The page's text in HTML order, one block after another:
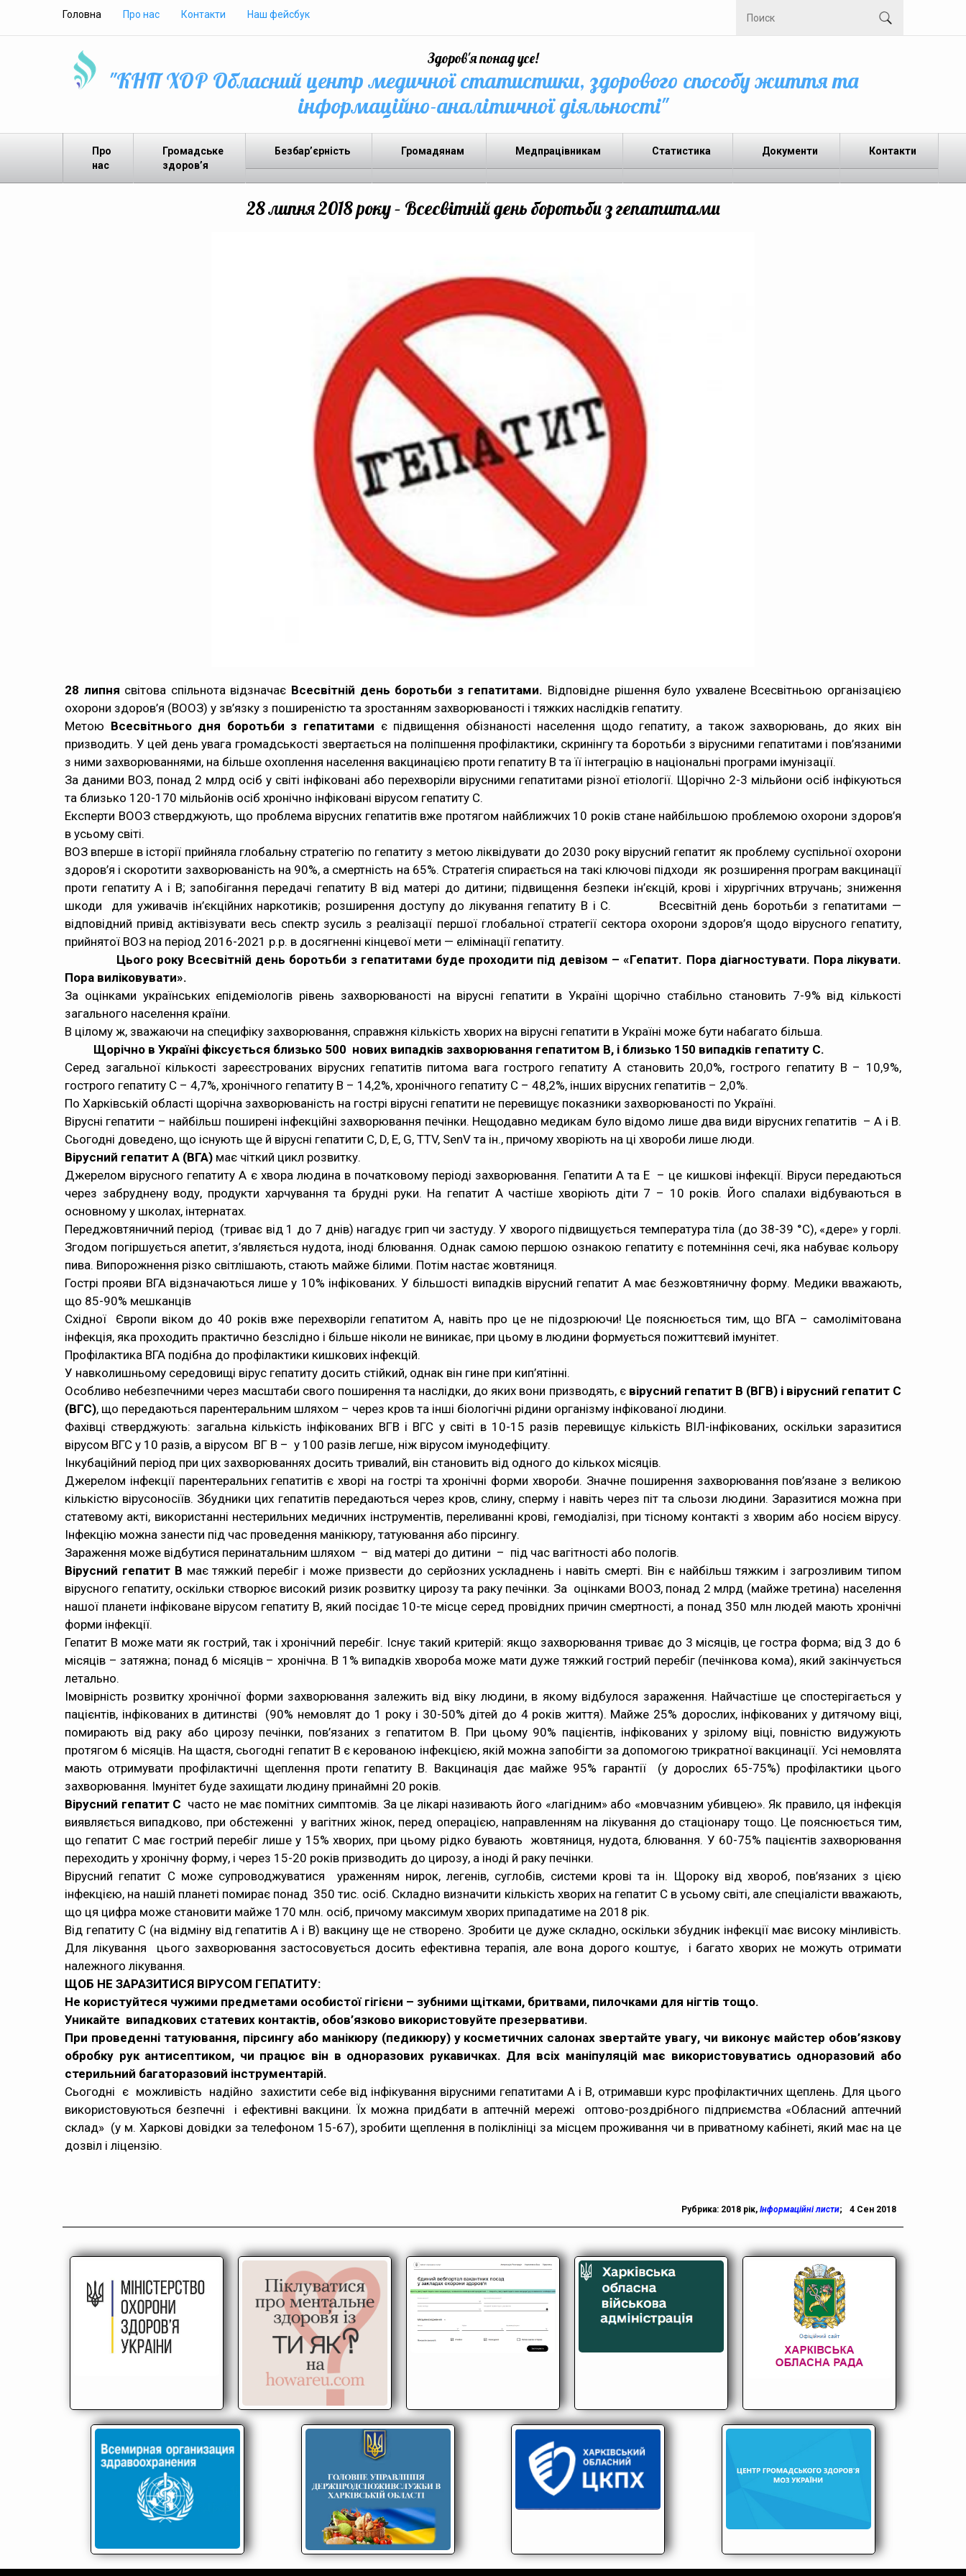
Головна Про нас Контакти Наш фейсбук
Здоров'я понад усе!
"КНП ХОР Обласний центр медичної статистики, здорового способу життя та
інформаційно-аналітичної діяльності"
Про
нас
Громадське
здоров’я
Безбар’єрність Громадянам Медпрацівникам Статистика Документи Контакти
28 липня 2018 року – Всесвітній день боротьби з гепатитами
28 липня світова спільнота відзначає Всесвітній день боротьби з гепатитами. Відповідне рішення було ухвалене Всесвітньою організацією
охорони здоров’я (ВООЗ) у зв’язку з поширеністю та зростанням захворюваності і тяжких наслідків гепатиту.
Метою Всесвітнього дня боротьби з гепатитами є підвищення обізнаності населення щодо гепатиту, а також захворювань, до яких він
призводить. У цей день увага громадськості звертається на поліпшення профілактики, скринінгу та боротьби з вірусними гепатитами і пов’язаними
з ними захворюваннями, на більше охоплення населення вакцинацією проти гепатиту В та її інтеграцію в національні програми імунізації.
За даними ВОЗ, понад 2 млрд осіб у світі інфіковані або перехворіли вірусними гепатитами різної етіології. Щорічно 2-3 мільйони осіб інфікуються
та близько 120-170 мільйонів осіб хронічно інфіковані вірусом гепатиту С.
Експерти ВООЗ стверджують, що проблема вірусних гепатитів вже протягом найближчих 10 років стане найбільшою проблемою охорони здоров’я
в усьому світі.
ВОЗ вперше в історії прийняла глобальну стратегію по гепатиту з метою ліквідувати до 2030 року вірусний гепатит як проблему суспільної охорони
здоров’я і скоротити захворюваність на 90%, а смертність на 65%. Стратегія спирається на такі ключові підходи як розширення програм вакцинації
проти гепатиту А і В; запобігання передачі гепатиту В від матері до дитини; підвищення безпеки ін’єкцій, крові і хірургічних втручань; зниження
шкоди для уживачів ін’єкційних наркотиків; розширення доступу до лікування гепатиту В і С. Всесвітній день боротьби з гепатитами —
відповідний привід актівізувати весь спектр зусиль з реалізації першої глобальної стратегії сектора охорони здоров’я щодо вірусного гепатиту,
прийнятої ВОЗ на період 2016-2021 р.р. в досягненні кінцевої мети — елімінації гепатиту.
Цього року Всесвітній день боротьби з гепатитами буде проходити під девізом – «Гепатит. Пора діагностувати. Пора лікувати.
Пора виліковувати».
За оцінками українських епідеміологів рівень захворюваності на вірусні гепатити в Україні щорічно стабільно становить 7-9% від кількості
загального населення країни.
В цілому ж, зважаючи на специфіку захворювання, справжня кількість хворих на вірусні гепатити в Україні може бути набагато більша.
Щорічно в Україні фіксується близько 500 нових випадків захворювання гепатитом В, і близько 150 випадків гепатиту С.
Серед загальної кількості зареєстрованих вірусних гепатитів питома вага гострого гепатиту А становить 20,0%, гострого гепатиту В – 10,9%,
гострого гепатиту С – 4,7%, хронічного гепатиту В – 14,2%, хронічного гепатиту С – 48,2%, інших вірусних гепатитів – 2,0%.
По Харківській області щорічна захворюваність на гострі вірусні гепатити не перевищує показники захворюваності по Україні.
Вірусні гепатити – найбільш поширені інфекційні захворювання печінки. Нещодавно медикам було відомо лише два види вірусних гепатитів – А і В.
Сьогодні доведено, що існують ще й вірусні гепатити C, D, E, G, TTV, SenV та ін., причому хворіють на ці хвороби лише люди.
Вірусний гепатит А (ВГА) має чіткий цикл розвитку.
Джерелом вірусного гепатиту А є хвора людина в початковому періоді захворювання. Гепатити А та Е – це кишкові інфекції. Віруси передаються
через забруднену воду, продукти харчування та брудні руки. На гепатит А частіше хворіють діти 7 – 10 років. Його спалахи відбуваються в
основному у школах, інтернатах.
Переджовтяничний період (триває від 1 до 7 днів) нагадує грип чи застуду. У хворого підвищується температура тіла (до 38-39 °С), «дере» у горлі.
Згодом погіршується апетит, з’являється нудота, іноді блювання. Однак самою першою ознакою гепатиту є потемніння сечі, яка набуває кольору
пива. Випорожнення різко світлішають, стають майже білими. Потім настає жовтяниця.
Гострі прояви ВГА відзначаються лише у 10% інфікованих. У більшості випадків вірусний гепатит А має безжовтяничну форму. Медики вважають,
що 85-90% мешканців
Східної Європи віком до 40 років вже перехворіли гепатитом А, навіть про це не підозрюючи! Це пояснюється тим, що ВГА – самолімітована
інфекція, яка проходить практично безслідно і більше ніколи не виникає, при цьому в людини формується пожиттєвий імунітет.
Профілактика ВГА подібна до профілактики кишкових інфекцій.
У навколишньому середовищі вірус гепатиту досить стійкий, однак він гине при кип’ятінні.
Особливо небезпечними через масштаби свого поширення та наслідки, до яких вони призводять, є вірусний гепатит В (ВГВ)і вірусний гепатит С
(ВГС), що передаються парентеральним шляхом – через кров та інші біологічні рідини організму інфікованої людини.
Фахівці стверджують: загальна кількість інфікованих ВГВ і ВГС у світі в 10-15 разів перевищує кількість ВІЛ-інфікованих, оскільки заразитися
вірусом ВГС у 10 разів, а вірусом ВГ В – у 100 разів легше, ніж вірусом імунодефіциту.
Інкубаційний період при цих захворюваннях досить тривалий, він становить від одного до кількох місяців.
Джерелом інфекції парентеральних гепатитів є хворі на гострі та хронічні форми хвороби. Значне поширення захворювання пов’язане з великою
кількістю вірусоносіїв. Збудники цих гепатитів передаються через кров, слину, сперму і навіть через піт та сльози людини. Заразитися можна при
статевому акті, використанні нестерильних медичних інструментів, переливанні крові, гемодіалізі, при тісному контакті з хворим або носієм вірусу.
Інфекцію можна занести під час проведення манікюру, татуювання або пірсингу.
Зараження може відбутися перинатальним шляхом – від матері до дитини – під час вагітності або пологів.
Вірусний гепатит В має тяжкий перебіг і може призвести до серйозних ускладнень і навіть смерті. Він є найбільш тяжким і загрозливим типом
вірусного гепатиту, оскільки створює високий ризик розвитку цирозу та раку печінки. За оцінками ВООЗ, понад 2 млрд (майже третина) населення
нашої планети інфіковане вірусом гепатиту В, який посідає 10-те місце серед провідних причин смертності, а понад 350 млн людей мають хронічні
форми інфекції.
Гепатит В може мати як гострий, так і хронічний перебіг. Існує такий критерій: якщо захворювання триває до 3 місяців, це гостра форма; від 3 до 6
місяців – затяжна; понад 6 місяців – хронічна. В 1% випадків хвороба може мати дуже тяжкий гострий перебіг (печінкова кома), який закінчується
летально.
Імовірність розвитку хронічної форми захворювання залежить від віку людини, в якому відбулося зараження. Найчастіше це спостерігається у
пацієнтів, інфікованих в дитинстві (90% немовлят до 1 року і 30-50% дітей до 4 років життя). Майже 25% дорослих, інфікованих у дитячому віці,
помирають від раку або цирозу печінки, пов’язаних з гепатитом В. При цьому 90% пацієнтів, інфікованих у зрілому віці, повністю видужують
протягом 6 місяців. На щастя, сьогодні гепатит В є керованою інфекцією, якій можна запобігти за допомогоютрикратної вакцинації. Усі немовлята
мають отримувати профілактичні щеплення проти гепатиту В. Вакцинація дає майже 95% гарантії (у дорослих 65-75%) профілактики цього
захворювання. Імунітет буде захищати людину принаймні 20 років.
Вірусний гепатит С часто не має помітних симптомів. За це лікарі називають його «лагідним» або «мовчазним убивцею». Як правило, ця інфекція
виявляється випадково, при обстеженні у вагітних жінок, перед операцією, направленням на лікування до стаціонару тощо. Це пояснюється тим,
що гепатит С має гострий перебіг лише у 15% хворих, при цьому рідко бувають жовтяниця, нудота, блювання. У 60-75% пацієнтів захворювання
переходить у хронічну форму, і через 15-20 років призводить до цирозу, а іноді й раку печінки.
Вірусний гепатит С може супроводжуватися ураженням нирок, легенів, суглобів, системи крові та ін. Щороку від хвороб, пов’язаних з цією
інфекцією, на нашій планеті помирає понад 350 тис. осіб. Складно визначити кількість хворих на гепатит С в усьому світі, але спеціалісти вважають,
що ця цифра може становити майже 170 млн. осіб, причому максимум хворих припадатиме на 2018 рік.
Від гепатиту С (на відміну від гепатитів А і В) вакцину ще не створено. Зробити це дуже складно, оскільки збудник інфекції має високу мінливість.
Для лікування цього захворювання застосовується досить ефективна терапія, але вона дорого коштує, і багато хворих не можуть отримати
належного лікування.
ЩОБ НЕ ЗАРАЗИТИСЯ ВІРУСОМ ГЕПАТИТУ:
Не користуйтеся чужими предметами особистої гігієни – зубними щітками, бритвами, пилочками для нігтів тощо.
Уникайте випадкових статевих контактів, обов’язково використовуйте презервативи.
При проведенні татуювання, пірсингу або манікюру (педикюру) у косметичних салонах звертайте увагу, чи виконує майстер обов’язкову
обробку рук антисептиком, чи працює він в одноразових рукавичках. Для всіх маніпуляцій має використовуватись одноразовий або
стерильний багаторазовий інструментарій.
Сьогодні є можливість надійно захистити себе від інфікування вірусними гепатитами А і В, отримавши курс профілактичних щеплень. Для цього
використовуються безпечні і ефективні вакцини. Їх можна придбати в аптечній мережі оптово-роздрібного підприємства «Обласний аптечний
склад» (у м. Харкові довідки за телефоном 15-67), зробити щеплення в поліклініці за місцем проживання чи в приватному кабінеті, який має на це
дозвіл і ліцензію.
Рубрика: 2018 рік, Інформаційні листи; 4 Сен 2018